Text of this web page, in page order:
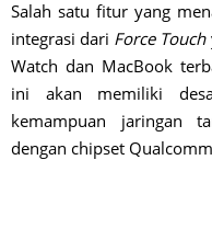
Salah satu fitur yang
integrasi dari Force Touch
Watch dan MacBook
ini akan memiliki
kemampuan jaringan
dengan chipset Qualcomm